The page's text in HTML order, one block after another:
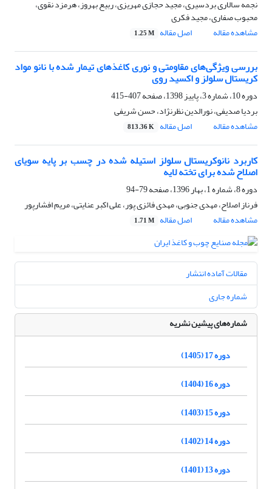
نجمه سالاری بردسیری، مجید حجازی مهریزی، ربیع بهروز، هرمزد نقوی،
محبوب صفاری، مجید فکری
مشاهده مقاله
اصل مقاله 1.25 M
بررسی ویژگی‌های مقاومتی و نوری کاغذهای تیمار شده با نانو مواد
کریستال سلولز و اکسید روی
دوره 10، شماره 3، پاییز 1398، صفحه
407-415
بردیا صدیفی، نورالدین نظرنژاد، حسن شریفی
مشاهده مقاله
اصل مقاله 813.36 K
کاربرد نانوکریستال سلولز استیله شده در چسب بر پایه سویای
اصلاح شده برای تخته لایه
دوره 8، شماره 1، بهار 1396، صفحه
79-94
فرناز اصلاح، مهدی جنوبی، مهدی فائزی پور، علی اکبر عنایتی، مریم افشارپور
مشاهده مقاله
اصل مقاله 1.71 M
مقالات آماده انتشار
شماره جاری
شماره‌های پیشین نشریه
دوره 17 (1405)
دوره 16 (1404)
دوره 15 (1403)
دوره 14 (1402)
دوره 13 (1401)